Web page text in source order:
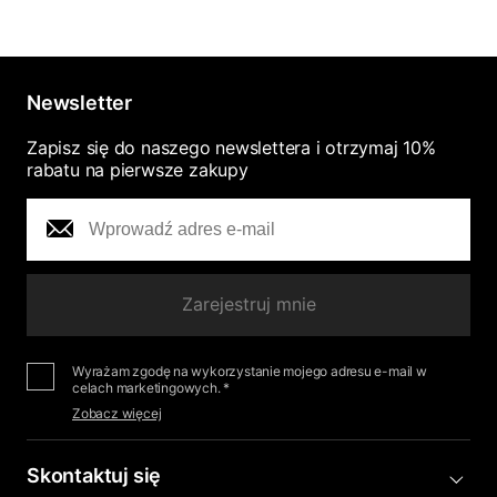
Newsletter
Zapisz się do naszego newslettera i otrzymaj 10%
rabatu na pierwsze zakupy
Zarejestruj mnie
Wyrażam zgodę na wykorzystanie mojego adresu e-mail w
celach marketingowych. *
Zobacz więcej
Skontaktuj się